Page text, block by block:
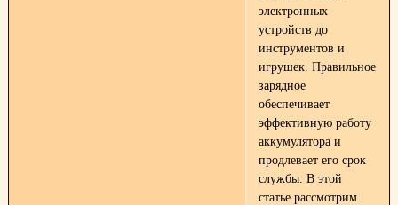
электронных
устройств до
инструментов и
игрушек. Правильное
зарядное
обеспечивает
эффективную работу
аккумулятора и
продлевает его срок
службы. В этой
статье рассмотрим